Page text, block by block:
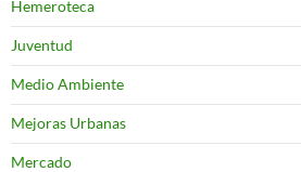
Hemeroteca
Juventud
Medio Ambiente
Mejoras Urbanas
Mercado